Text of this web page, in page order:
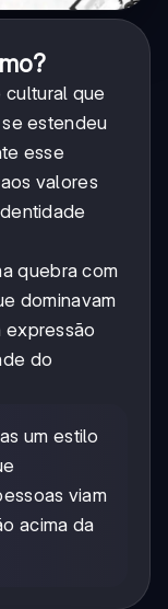
cultural que
estendeu
esse
valores
quebra com
dominavam
expressão
do
um estilo
viam
acima da